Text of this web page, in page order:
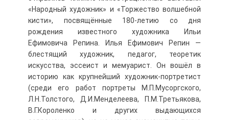
«Народный художник» и «Торжество волшебной
кисти», посвящённые 180-летию со дня
рождения известного художника Ильи
Ефимовича Репина. Илья Ефимович Репин —
блестящий художник, педагог, теоретик
искусства, эссеист и мемуарист. Он вошёл в
историю как крупнейший художник-портретист
(среди его работ портреты М.П.Мусоргского,
Л.Н.Толстого, Д.И.Менделеева, П.М.Третьякова,
В.Г.Короленко и других выдающихся